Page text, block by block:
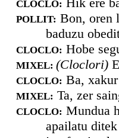
CLOCLO:
POLLIT: Bon, oren
baduzu
CLOCLO: Hobe
MIXEL: (Cloclori)
CLOCLO: Ba,
MIXEL: Ta, zer
CLOCLO: Mundua
apailatu